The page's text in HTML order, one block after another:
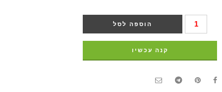
הוספה לסל
קנה עכשיו